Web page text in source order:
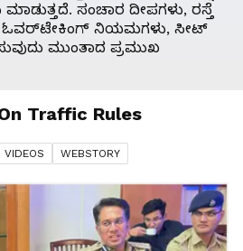
ಸಂಚಾರ ದೀಪಗಳು, ರಸ್ತೆ
ಓವರ್‌ಟೇಕಿಂಗ್ ನಿಯಮಗಳು, ಸೀಟ್
ಮುಂತಾದ ಪ್ರಮುಖ
Traffic Rules
VIDEOS WEBSTORY